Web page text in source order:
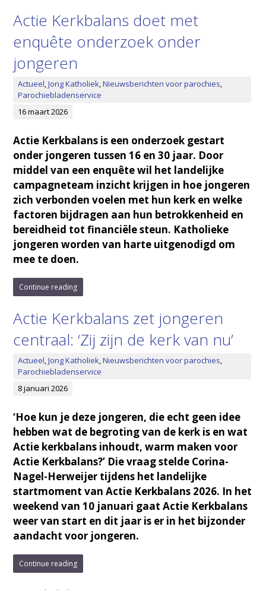
Actie Kerkbalans doet met
enquête onderzoek onder
jongeren
Actueel,Jong Katholiek,Nieuwsberichten voor parochies,
Parochiebladenservice
16 maart 2026
Actie Kerkbalans is een onderzoek gestart
onder jongeren tussen 16 en 30 jaar. Door
middel van een enquête wil het landelijke
campagneteam inzicht krijgen in hoe jongeren
zich verbonden voelen met hun kerk en welke
factoren bijdragen aan hun betrokkenheid en
bereidheid tot financiële steun. Katholieke
jongeren worden van harte uitgenodigd om
mee te doen.
Continue reading
Actie Kerkbalans zet jongeren
centraal: ‘Zij zijn de kerk van nu’
Actueel,Jong Katholiek,Nieuwsberichten voor parochies,
Parochiebladenservice
8 januari 2026
‘Hoe kun je deze jongeren, die echt geen idee
hebben wat de begroting van de kerk is en wat
Actie kerkbalans inhoudt, warm maken voor
Actie Kerkbalans?’ Die vraag stelde Corina-
Nagel-Herweijer tijdens het landelijke
startmoment van Actie Kerkbalans 2026. In het
weekend van 10 januari gaat Actie Kerkbalans
weer van start en dit jaar is er in het bijzonder
aandacht voor jongeren.
Continue reading